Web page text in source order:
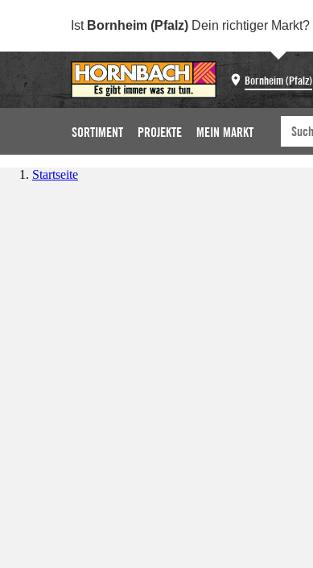
Ist Bornheim (Pfalz) Dein richtiger Markt?
Bornheim (Pfalz)
SORTIMENT PROJEKTE MEIN MARKT
Startseite